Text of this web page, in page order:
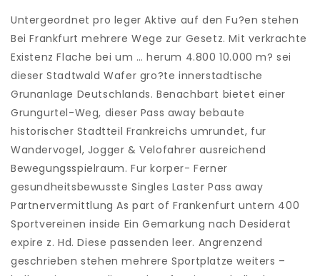
Untergeordnet pro leger Aktive auf den Fu?en stehen
Bei Frankfurt mehrere Wege zur Gesetz. Mit verkrachte
Existenz Flache bei um … herum 4.800 10.000 m? sei
dieser Stadtwald Wafer gro?te innerstadtische
Grunanlage Deutschlands. Benachbart bietet einer
Grungurtel-Weg, dieser Pass away bebaute
historischer Stadtteil Frankreichs umrundet, fur
Wandervogel, Jogger & Velofahrer ausreichend
Bewegungsspielraum. Fur korper- Ferner
gesundheitsbewusste Singles Laster Pass away
Partnervermittlung As part of Frankenfurt untern 400
Sportvereinen inside Ein Gemarkung nach Desiderat
expire z. Hd. Diese passenden leer. Angrenzend
geschrieben stehen mehrere Sportplatze weiters –